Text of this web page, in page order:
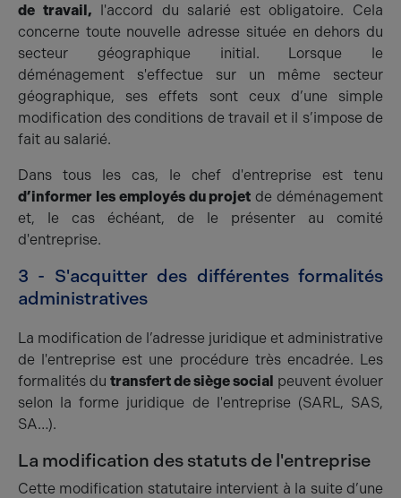
de travail, l'accord du salarié est obligatoire. Cela
concerne toute nouvelle adresse située en dehors du
secteur géographique initial. Lorsque le
déménagement s'effectue sur un même secteur
géographique, ses effets sont ceux d’une simple
modification des conditions de travail et il s’impose de
fait au salarié.
Dans tous les cas, le chef d'entreprise est tenu
d’informer les employés du projet de déménagement
et, le cas échéant, de le présenter au comité
d'entreprise.
3 - S'acquitter des différentes formalités
administratives
La modification de l’adresse juridique et administrative
de l'entreprise est une procédure très encadrée. Les
formalités du transfert de siège social peuvent évoluer
selon la forme juridique de l'entreprise (SARL, SAS,
SA…).
La modification des statuts de l'entreprise
Cette modification statutaire intervient à la suite d’une